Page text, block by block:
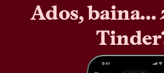
Ados, baina…